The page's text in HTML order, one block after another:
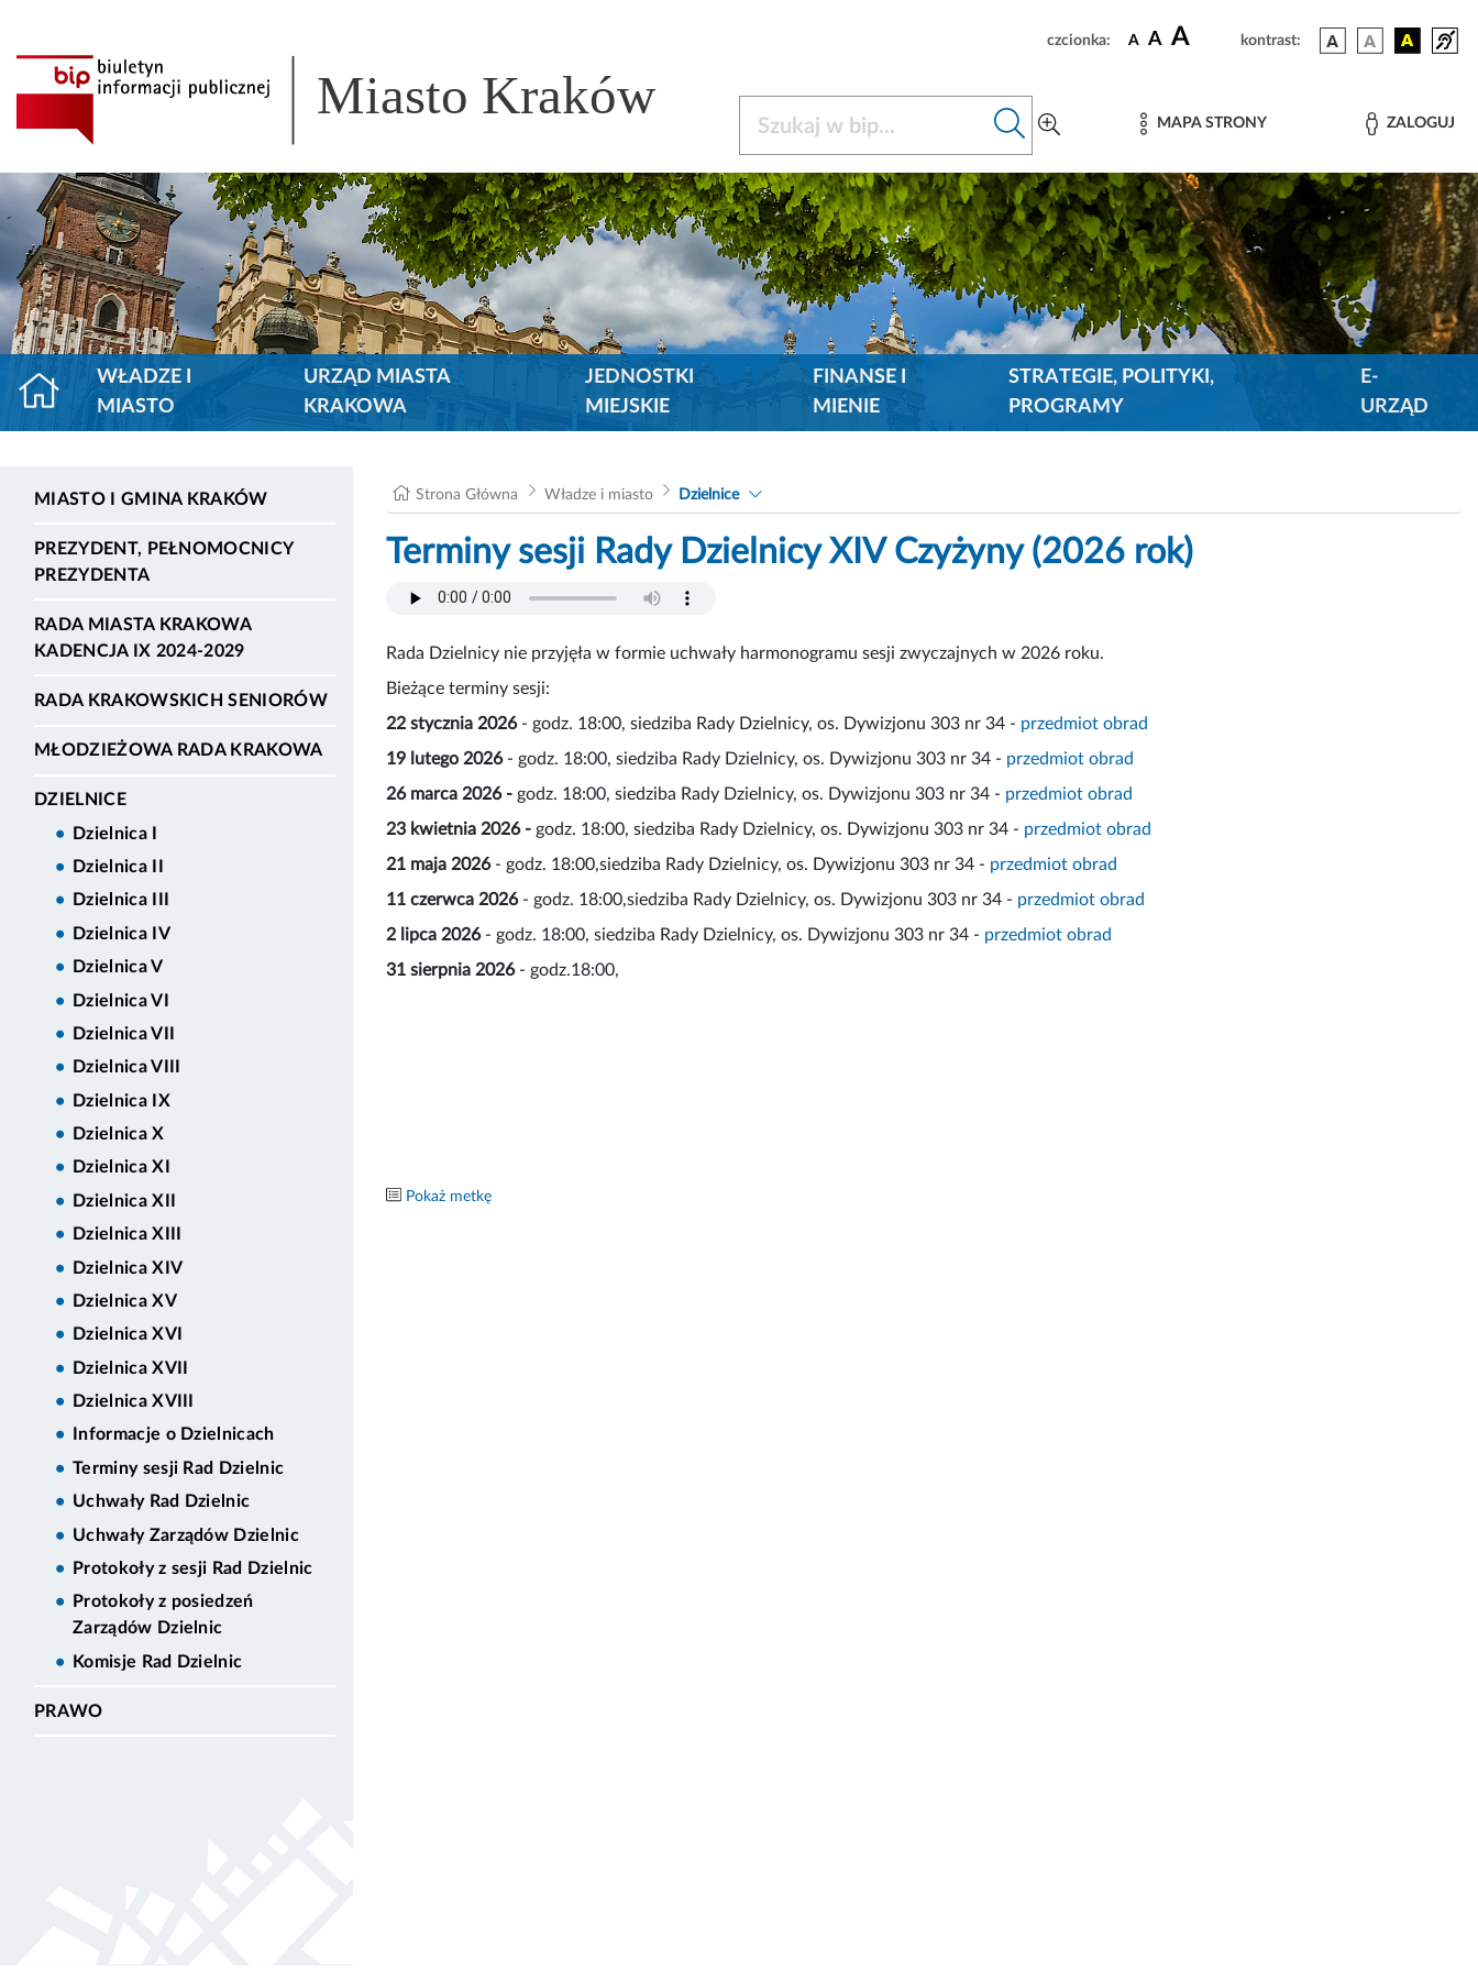
czcionka: A A A kontrast:
Miasto Kraków MAPA STRONY ZALOGUJ
WŁADZE I
MIASTO
URZĄD MIASTA
KRAKOWA
JEDNOSTKI
MIEJSKIE
FINANSE I
MIENIE
STRATEGIE, POLITYKI,
PROGRAMY
E-
URZĄD
MIASTO I GMINA KRAKÓW
PREZYDENT, PEŁNOMOCNICY
PREZYDENTA
RADA MIASTA KRAKOWA
KADENCJA IX 2024-2029
RADA KRAKOWSKICH SENIORÓW
MŁODZIEŻOWA RADA KRAKOWA
DZIELNICE
Dzielnica I
Dzielnica II
Dzielnica III
Dzielnica IV
Dzielnica V
Dzielnica VI
Dzielnica VII
Dzielnica VIII
Dzielnica IX
Dzielnica X
Dzielnica XI
Dzielnica XII
Dzielnica XIII
Dzielnica XIV
Dzielnica XV
Dzielnica XVI
Dzielnica XVII
Dzielnica XVIII
Informacje o Dzielnicach
Terminy sesji Rad Dzielnic
Uchwały Rad Dzielnic
Uchwały Zarządów Dzielnic
Protokoły z sesji Rad Dzielnic
Protokoły z posiedzeń
Zarządów Dzielnic
Komisje Rad Dzielnic
PRAWO
Strona Główna Władze i miasto Dzielnice
Terminy sesji Rady Dzielnicy XIV Czyżyny (2026 rok)
Rada Dzielnicy nie przyjęła w formie uchwały harmonogramu sesji zwyczajnych w 2026 roku.
Bieżące terminy sesji:
22 stycznia 2026- godz. 18:00, siedziba Rady Dzielnicy, os. Dywizjonu 303 nr 34 - przedmiot obrad
19 lutego 2026- godz. 18:00, siedziba Rady Dzielnicy, os. Dywizjonu 303 nr 34 - przedmiot obrad
26 marca 2026 - godz. 18:00, siedziba Rady Dzielnicy, os. Dywizjonu 303 nr 34 - przedmiot obrad
23 kwietnia 2026 - godz. 18:00, siedziba Rady Dzielnicy, os. Dywizjonu 303 nr 34 - przedmiot obrad
21 maja 2026- godz. 18:00,siedziba Rady Dzielnicy, os. Dywizjonu 303 nr 34 - przedmiot obrad
11 czerwca 2026- godz. 18:00,siedziba Rady Dzielnicy, os. Dywizjonu 303 nr 34 - przedmiot obrad
2 lipca 2026- godz. 18:00, siedziba Rady Dzielnicy, os. Dywizjonu 303 nr 34 - przedmiot obrad
31 sierpnia 2026- godz.18:00,
Pokaż metkę